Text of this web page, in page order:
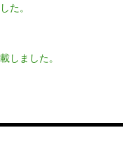
た。
しました。